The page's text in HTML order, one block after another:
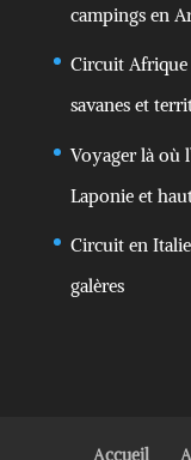
campings en
Circuit Afrique
savanes et
Voyager là où
Laponie et
Circuit en
galères
Accueil